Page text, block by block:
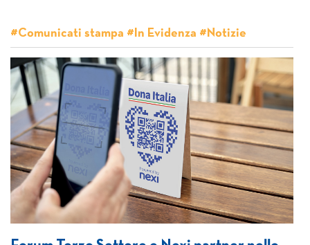
#Comunicati stampa #In Evidenza #Notizie